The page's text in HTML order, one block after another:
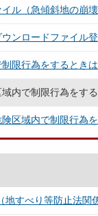
ル（急傾斜地の崩
ンロードファイル登
限行為をするときは
内で制限行為をす
区域内で制限行為
すべり等防止法関係